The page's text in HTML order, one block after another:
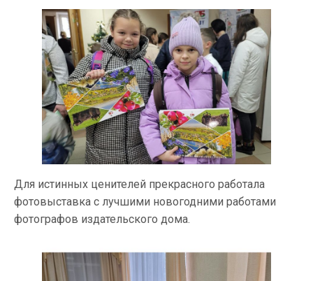
Для истинных ценителей прекрасного работала
фотовыставка с лучшими новогодними работами
фотографов издательского дома.